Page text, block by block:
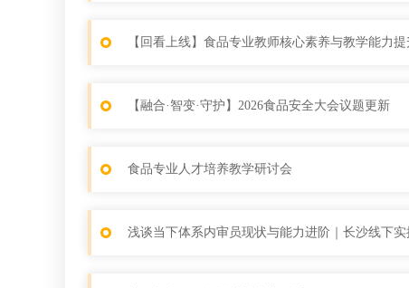
【回看上线】食品专业教师核心素养与教学能力
【融合·智变·守护】2026食品安全大会议题更新
食品专业人才培养教学研讨会
浅谈当下体系内审员现状与能力进阶｜长沙线下实